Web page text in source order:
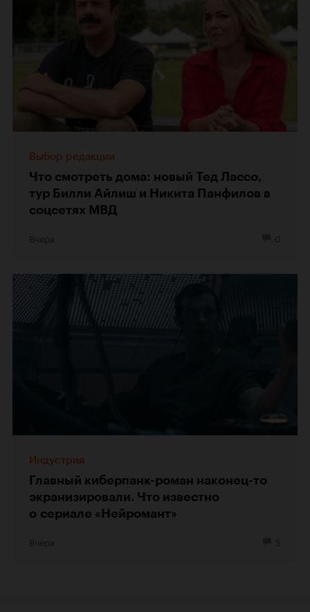
Выбор редакции
Что смотреть дома: новый Тед Лассо,
тур Билли Айлиш и Никита Панфилов в
соцсетях МВД
Индустрия
Главный киберпанк-роман наконец-то
экранизировали. Что известно
о сериале «Нейромант»